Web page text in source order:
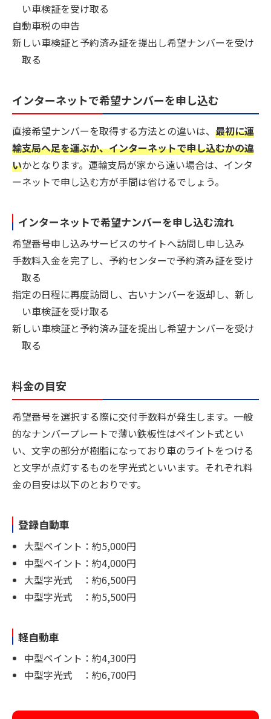
い車検証を受け取る
自動車税の申告
新しい車検証と予約済み証を提出し希望ナンバーを受け
取る
インターネットで希望ナンバーを申し込む
直接希望ナンバーを取得する方法との違いは、 最初に運
輸支局へ足を運ぶか、インターネットで申し込むかの違
いかとなります。運輸支局が家から遠い場合は、インタ
ーネットで申し込む方が手間は省けるでしょう。
インターネットで希望ナンバーを申し込む流れ
希望番号申し込みサービスのサイトへ訪問し申し込み
手数料入金を完了し、予約センターで予約済み証を受け
取る
指定の日程に再度訪問し、古いナンバーを返却し、新し
い車検証を受け取る
新しい車検証と予約済み証を提出し希望ナンバーを受け
取る
料金の目安
希望番号を選択する際に交付手数料が発生します。一般
的なナンバープレートで薄い鉄板性はペイント式とい
い、文字の部分が樹脂になっており車のライトをつける
と文字が点灯するものを字光式といいます。それぞれ料
金の目安は以下のとおりです。
登録自動車
大型ペイント：約5,000円
中型ペイント：約4,000円
大型字光式 ：約6,500円
中型字光式 ：約5,500円
軽自動車
中型ペイント：約4,300円
中型字光式 ：約6,700円